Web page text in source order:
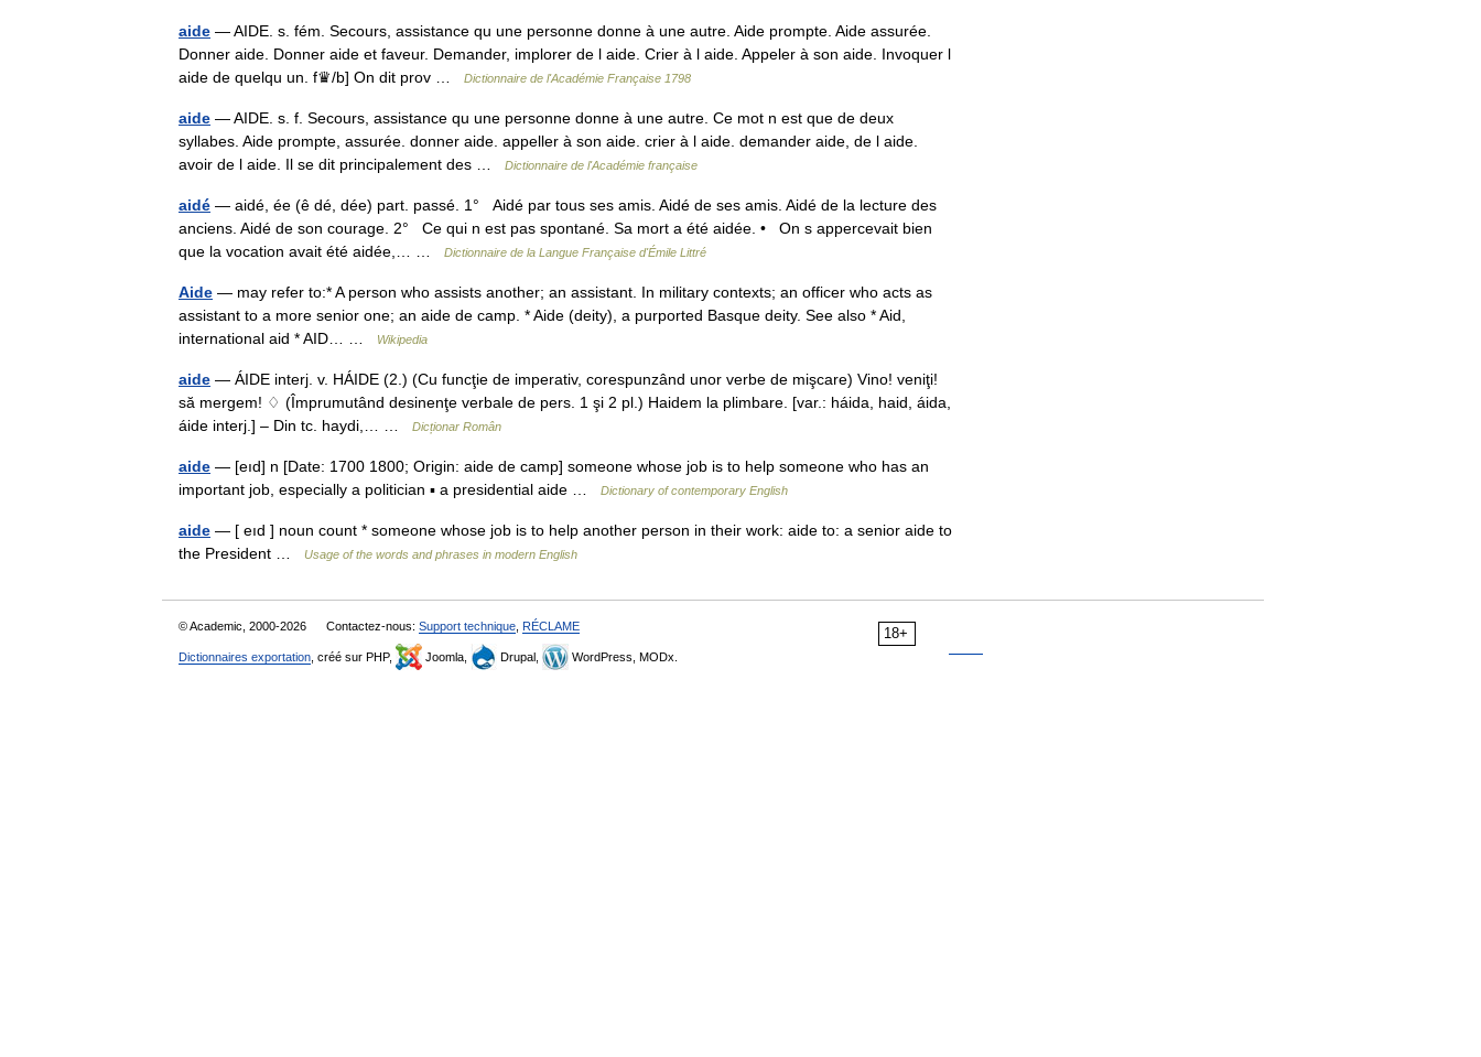
aide — AIDE. s. fém. Secours, assistance qu une personne donne à une autre. Aide prompte. Aide assurée.
Donner aide. Donner aide et faveur. Demander, implorer de l aide. Crier à l aide. Appeler à son aide. Invoquer l
aide de quelqu un. f♛/b] On dit prov …
Dictionnaire de l'Académie Française 1798
aide — AIDE. s. f. Secours, assistance qu une personne donne à une autre. Ce mot n est que de deux
syllabes. Aide prompte, assurée. donner aide. appeller à son aide. crier à l aide. demander aide, de l aide.
avoir de l aide. Il se dit principalement des …
Dictionnaire de l'Académie française
aidé — aidé, ée (ê dé, dée) part. passé. 1° Aidé par tous ses amis. Aidé de ses amis. Aidé de la lecture des
anciens. Aidé de son courage. 2° Ce qui n est pas spontané. Sa mort a été aidée. • On s appercevait bien
que la vocation avait été aidée,… …
Dictionnaire de la Langue Française d'Émile Littré
Aide — may refer to:* A person who assists another; an assistant. In military contexts; an officer who acts as
assistant to a more senior one; an aide de camp. * Aide (deity), a purported Basque deity. See also * Aid,
international aid * AID… …
Wikipedia
aide — ÁIDE interj. v. HÁIDE (2.) (Cu funcţie de imperativ, corespunzând unor verbe de mişcare) Vino! veniţi!
să mergem! ♢ (Împrumutând desinenţe verbale de pers. 1 şi 2 pl.) Haidem la plimbare. [var.: háida, haid, áida,
áide interj.] – Din tc. haydi,… …
Dicționar Român
aide — [eıd] n [Date: 1700 1800; Origin: aide de camp] someone whose job is to help someone who has an
important job, especially a politician ▪ a presidential aide …
Dictionary of contemporary English
aide — [ eıd ] noun count * someone whose job is to help another person in their work: aide to: a senior aide to
the President …
Usage of the words and phrases in modern English
18+
© Academic, 2000-2026 Contactez-nous: Support technique RÉCLAME
Dictionnaires exportation , créé sur PHP, Joomla, Drupal, WordPress, MODx.